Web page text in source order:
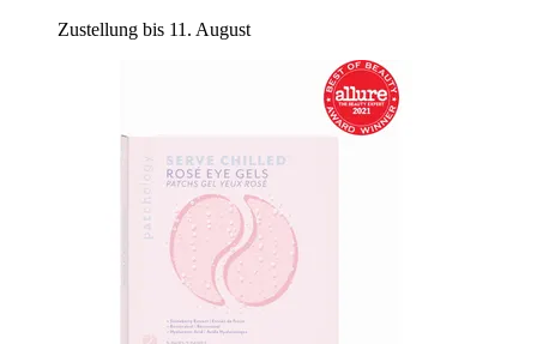
Zustellung bis 11. August